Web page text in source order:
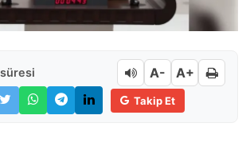
A- A+
Takip Et